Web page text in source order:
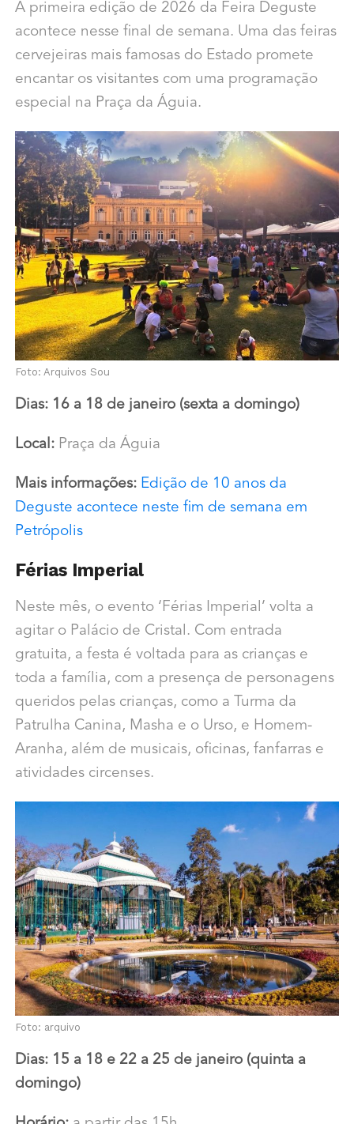
A primeira edição de 2026 da Feira Deguste
acontece nesse final de semana. Uma das feiras
cervejeiras mais famosas do Estado promete
encantar os visitantes com uma programação
especial na Praça da Águia.
Foto: Arquivos Sou
Dias: 16 a 18 de janeiro (sexta a domingo)
Local:Praça da Águia
Mais informações: Edição de 10 anos da
Deguste acontece neste fim de semana em
Petrópolis
Férias Imperial
Neste mês, o evento ‘Férias Imperial’ volta a
agitar o Palácio de Cristal. Com entrada
gratuita, a festa é voltada para as crianças e
toda a família, com a presença de personagens
queridos pelas crianças, como a Turma da
Patrulha Canina, Masha e o Urso, e Homem-
Aranha, além de musicais, oficinas, fanfarras e
atividades circenses.
Foto: arquivo
Dias: 15 a 18 e 22 a 25 de janeiro (quinta a
domingo)